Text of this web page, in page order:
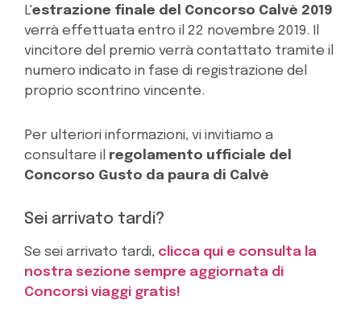
L'estrazione finale del Concorso Calvè 2019
verrà effettuata entro il 22 novembre 2019. Il
vincitore del premio verrà contattato tramite il
numero indicato in fase di registrazione del
proprio scontrino vincente.
Per ulteriori informazioni, vi invitiamo a
consultare il regolamento ufficiale del
Concorso Gusto da paura di Calvè
Sei arrivato tardi?
Se sei arrivato tardi, clicca qui e consulta la
nostra sezione sempre aggiornata di
Concorsi viaggi gratis!